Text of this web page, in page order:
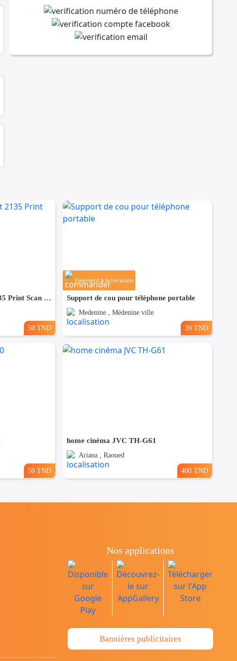
Imprimante HP Deskjet 2135 Print Scan Copy
50 TND
Paiement à la livraison
Support de cou pour téléphone portable
Medenine , Médenine ville
39 TND
50 TND
home cinéma JVC TH-G61
Ariana , Raoued
400 TND
Nos applications
Bannières publicitaires